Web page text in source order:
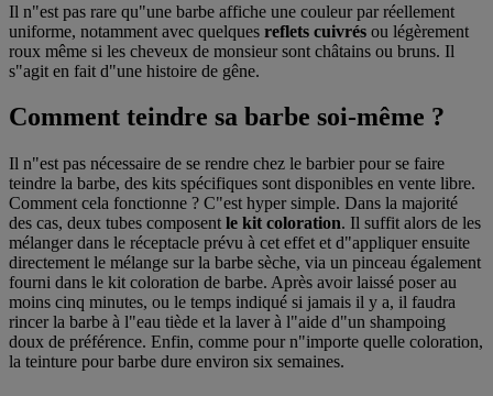
Il n"est pas rare qu"une barbe affiche une couleur par réellement
uniforme, notamment avec quelques reflets cuivrés ou légèrement
roux même si les cheveux de monsieur sont châtains ou bruns. Il
s"agit en fait d"une histoire de gêne.
Comment teindre sa barbe soi-même ?
Il n"est pas nécessaire de se rendre chez le barbier pour se faire
teindre la barbe, des kits spécifiques sont disponibles en vente libre.
Comment cela fonctionne ? C"est hyper simple. Dans la majorité
des cas, deux tubes composent le kit coloration. Il suffit alors de les
mélanger dans le réceptacle prévu à cet effet et d"appliquer ensuite
directement le mélange sur la barbe sèche, via un pinceau également
fourni dans le kit coloration de barbe. Après avoir laissé poser au
moins cinq minutes, ou le temps indiqué si jamais il y a, il faudra
rincer la barbe à l"eau tiède et la laver à l"aide d"un shampoing
doux de préférence. Enfin, comme pour n"importe quelle coloration,
la teinture pour barbe dure environ six semaines.